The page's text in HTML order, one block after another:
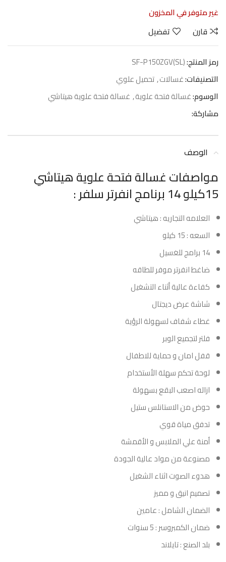
غير متوفر في المخزون
قارن
تفضيل
رمز المنتج:SF-P150ZGV(SL)
التصنيفات:غسالات,تحميل علوي
الوسوم:غسالة فتحة علوية, غسالة فتحة علوية هيتاشي
مشاركة:
الوصف
مواصفات غسالة فتحة علوية هيتاشي
15كيلو 14 برنامج انفرتر سلفر :
العلامه التجاريه : هيتاشي
السعه : 15 كيلو
14 برامج للغسيل
ضاغط انفرتر موفر للطاقه
كفاءة عالية أثناء التشغيل
شاشة عرض ديجتال
غطاء شفاف لسهولة الرؤية
فلتر لتجميع الوبر
قفل امان و حماية للاطفال
لوحة تحكم سهلة الأستخدام
ازاله اصعب البقع بسهولة
حوض من الاستانلس ستيل
تدفق مياة قوي
أمنة علي الملابس و الأقمشة
مصنوعة من مواد عالية الجودة
هدوء الصوت اثناء الشغيل
تصميم انيق و مميز
الضمان الشامل : عامين
ضمان الكمبروسر : 5 سنوات
بلد الصنع : تايلاند